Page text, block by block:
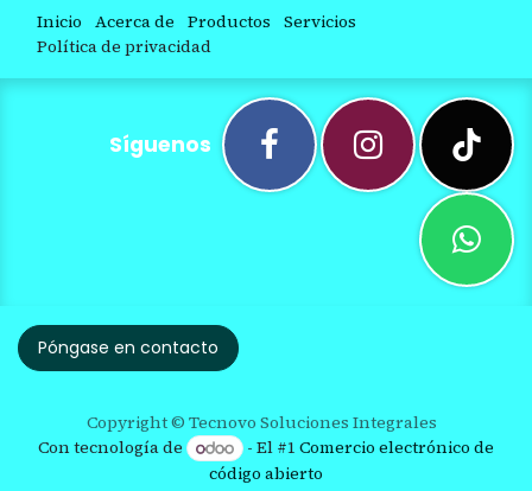
Inicio Acerca de Productos Servicios
Política de privacidad
Síguenos
Póngase en contacto
Copyright © Tecnovo Soluciones Integrales
Con tecnología de
- El #1Comercio electrónico de
código abierto